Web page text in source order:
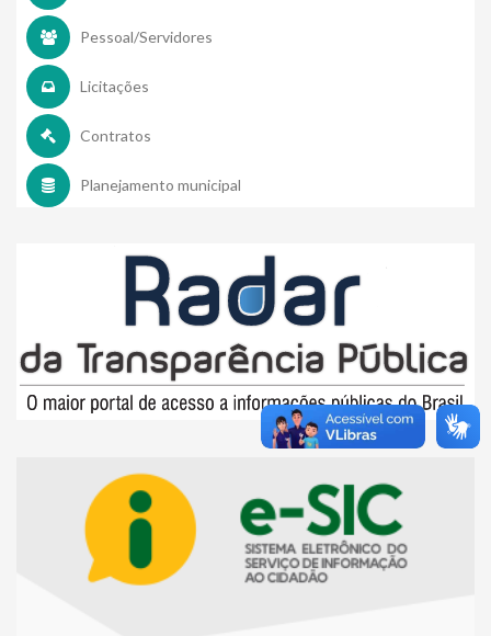
Pessoal/Servidores
Licitações
Contratos
Planejamento municipal